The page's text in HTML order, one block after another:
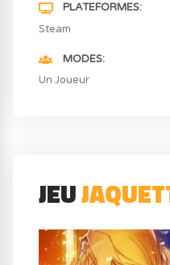
PLATEFORMES
Steam
MODES
Un Joueur
JEU